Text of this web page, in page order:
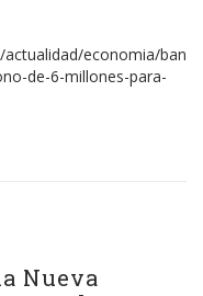
economia/ban
de-6-millones-para-
Nueva